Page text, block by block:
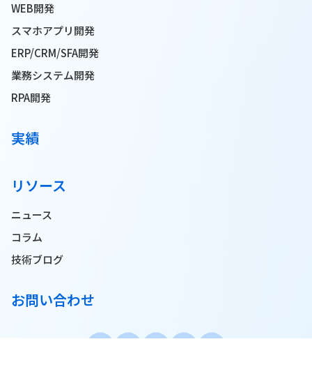
WEB開発
スマホアプリ開発
ERP/CRM/SFA開発
業務システム開発
RPA開発
実績
リソース
ニュース
コラム
技術ブログ
お問い合わせ